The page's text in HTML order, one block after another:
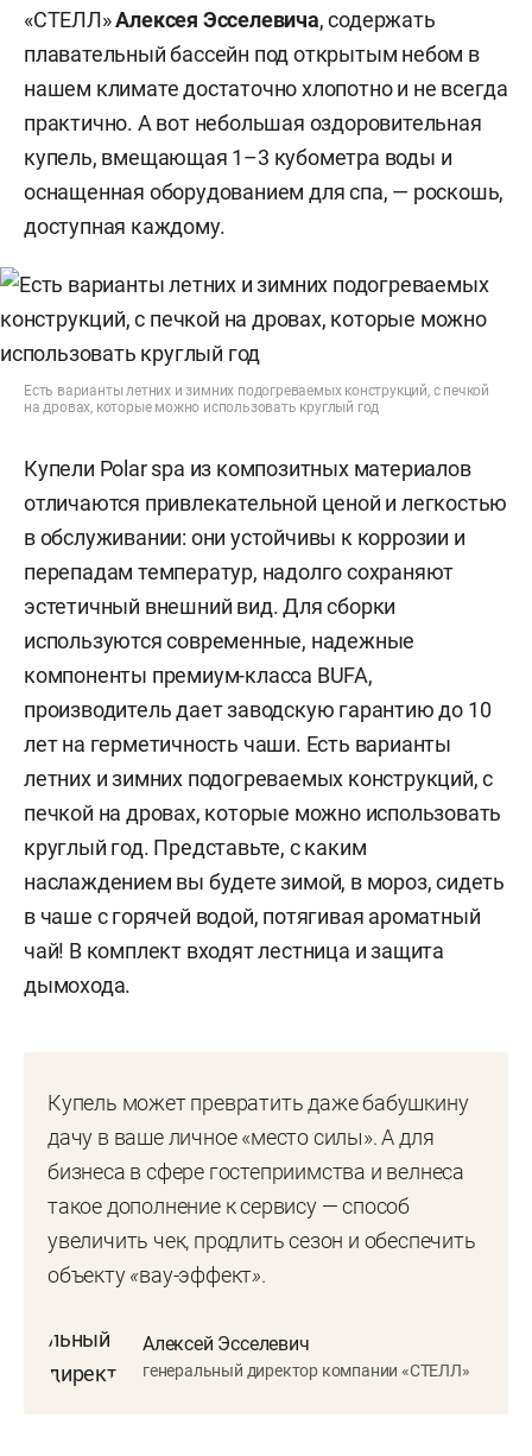
«СТЕЛЛ»Алексея Эсселевича, содержать
плавательный бассейн под открытым небом в
нашем климате достаточно хлопотно и не всегда
практично. А вот небольшая оздоровительная
купель, вмещающая 1–3 кубометра воды и
оснащенная оборудованием для спа, — роскошь,
доступная каждому.
Есть варианты летних и зимних подогреваемых конструкций, с печкой
на дровах, которые можно использовать круглый год
Купели Polar spa из композитных материалов
отличаются привлекательной ценой и легкостью
в обслуживании: они устойчивы к коррозии и
перепадам температур, надолго сохраняют
эстетичный внешний вид. Для сборки
используются современные, надежные
компоненты премиум-класса BUFA,
производитель дает заводскую гарантию до 10
лет на герметичность чаши. Есть варианты
летних и зимних подогреваемых конструкций, с
печкой на дровах, которые можно использовать
круглый год. Представьте, с каким
наслаждением вы будете зимой, в мороз, сидеть
в чаше с горячей водой, потягивая ароматный
чай! В комплект входят лестница и защита
дымохода.
Купель может превратить даже бабушкину
дачу в ваше личное «место силы». А для
бизнеса в сфере гостеприимства и велнеса
такое дополнение к сервису — способ
увеличить чек, продлить сезон и обеспечить
объекту«вау-эффект».
Алексей Эсселевич
генеральный директор компании «СТЕЛЛ»